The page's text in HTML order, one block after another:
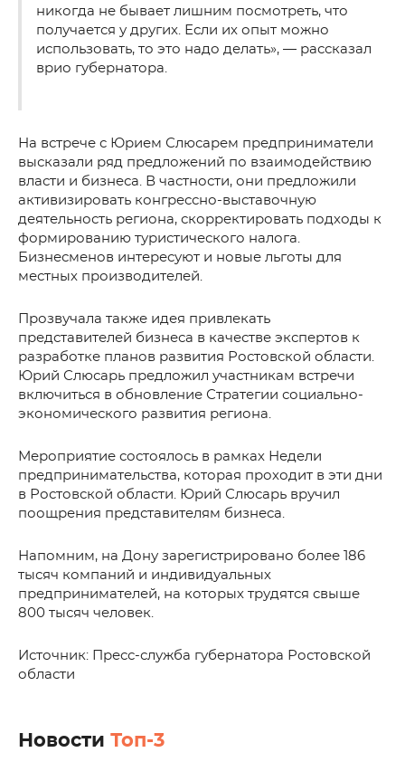
никогда не бывает лишним посмотреть, что
получается у других. Если их опыт можно
использовать, то это надо делать», — рассказал
врио губернатора.
На встрече с Юрием Слюсарем предприниматели
высказали ряд предложений по взаимодействию
власти и бизнеса. В частности, они предложили
активизировать конгрессно-выставочную
деятельность региона, скорректировать подходы к
формированию туристического налога.
Бизнесменов интересуют и новые льготы для
местных производителей.
Прозвучала также идея привлекать
представителей бизнеса в качестве экспертов к
разработке планов развития Ростовской области.
Юрий Слюсарь предложил участникам встречи
включиться в обновление Стратегии социально-
экономического развития региона.
Мероприятие состоялось в рамках Недели
предпринимательства, которая проходит в эти дни
в Ростовской области. Юрий Слюсарь вручил
поощрения представителям бизнеса.
Напомним, на Дону зарегистрировано более 186
тысяч компаний и индивидуальных
предпринимателей, на которых трудятся свыше
800 тысяч человек.
Источник: Пресс-служба губернатора Ростовской
области
Новости Топ-3